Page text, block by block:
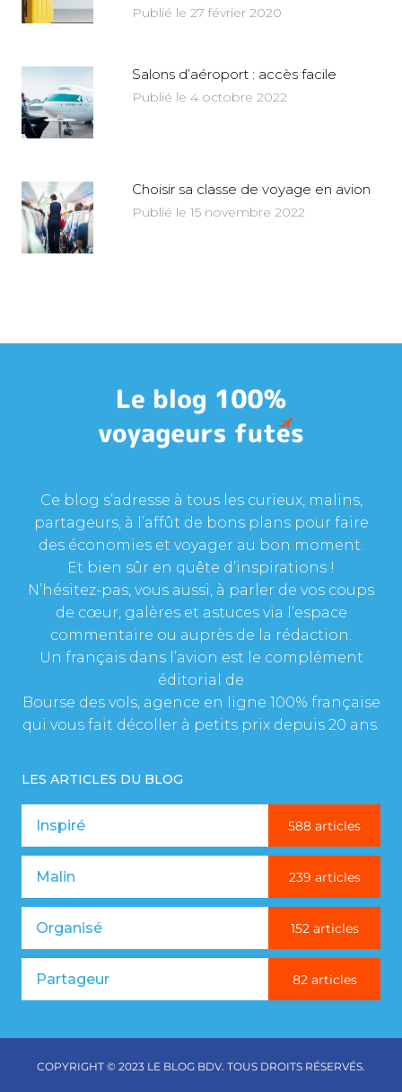
Publié le 27 février 2020
Salons d’aéroport : accès facile
Publié le 4 octobre 2022
Choisir sa classe de voyage en avion
Publié le 15 novembre 2022
Ce blog s’adresse à tous les curieux, malins,
partageurs, à l’affût de bons plans pour faire
des économies et voyager au bon moment.
Et bien sûr en quête d’inspirations !
N’hésitez-pas, vous aussi, à parler de vos coups
de cœur, galères et astuces via l’espace
commentaire ou auprès de la rédaction.
Un français dans l’avion est le complément
éditorial de
Bourse des vols, agence en ligne 100% française
qui vous fait décoller à petits prix depuis 20 ans.
LES ARTICLES DU BLOG
Inspiré 588 articles
Malin 239 articles
Organisé 152 articles
Partageur 82 articles
COPYRIGHT © 2023 LE BLOG BDV. TOUS DROITS RÉSERVÉS.